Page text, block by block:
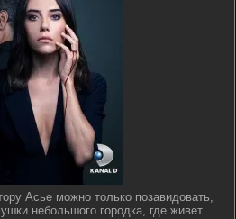
Асье можно только позавидовать,
небольшого городка, где живет